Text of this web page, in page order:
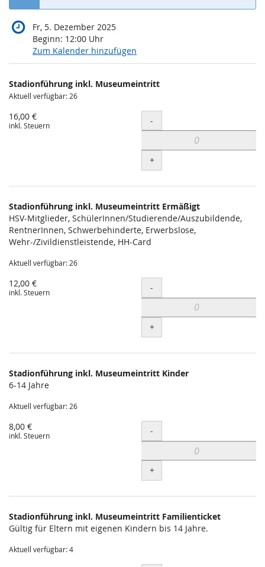
Fr, 5. Dezember 2025
Beginn: 12:00 Uhr
Zum Kalender hinzufügen
Produkte
Unkategorisierte
Produkte
Stadionführung inkl. Museumeintritt
Aktuell verfügbar: 26
16,00 €
inkl. Steuern Menge
-
+
Stadionführung inkl. Museumeintritt Ermäßigt
HSV-Mitglieder, SchülerInnen/Studierende/Auszubildende,
RentnerInnen, Schwerbehinderte, Erwerbslose,
Wehr-/Zivildienstleistende, HH-Card
Aktuell verfügbar: 26
12,00 €
inkl. Steuern Menge
-
+
Stadionführung inkl. Museumeintritt Kinder
6-14 Jahre
Aktuell verfügbar: 26
8,00 €
inkl. Steuern Menge
-
+
Stadionführung inkl. Museumeintritt Familienticket
Gültig für Eltern mit eigenen Kindern bis 14 Jahre.
Aktuell verfügbar: 4